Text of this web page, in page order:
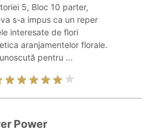
5, Bloc 10 parter,
s-a impus ca un reper
interesate de flori
aranjamentelor florale.
pentru ...
Power